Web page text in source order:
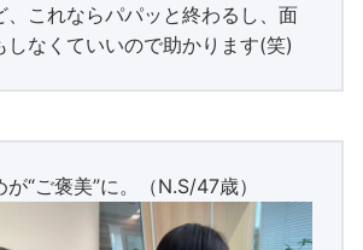
、これならパパッと終わるし、面
しなくていいので助かります(笑)
“ご褒美”に。（N.S/47歳）